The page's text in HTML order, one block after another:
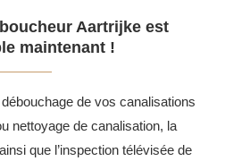
Aartrijke est
maintenant !
de vos canalisations
nettoyage de canalisation, la
que l’inspection télévisée de